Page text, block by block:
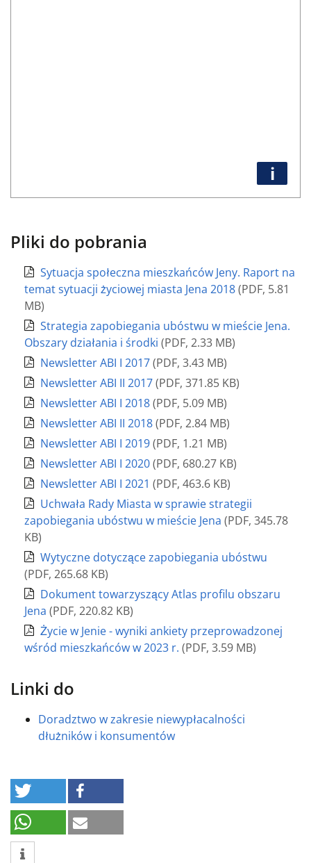
i
Pliki do pobrania
Sytuacja społeczna mieszkańców Jeny. Raport na
temat sytuacji życiowej miasta Jena 2018(PDF, 5.81
MB)
Strategia zapobiegania ubóstwu w mieście Jena.
Obszary działania i środki (PDF, 2.33 MB)
Newsletter ABI I 2017(PDF, 3.43 MB)
Newsletter ABI II 2017(PDF, 371.85 KB)
Newsletter ABI I 2018(PDF, 5.09 MB)
Newsletter ABI II 2018(PDF, 2.84 MB)
Newsletter ABI I 2019(PDF, 1.21 MB)
Newsletter ABI I 2020(PDF, 680.27 KB)
Newsletter ABI I 2021 (PDF, 463.6 KB)
Uchwała Rady Miasta w sprawie strategii
zapobiegania ubóstwu w mieście Jena (PDF, 345.78
KB)
Wytyczne dotyczące zapobiegania ubóstwu
(PDF, 265.68 KB)
Dokument towarzyszący Atlas profilu obszaru
Jena (PDF, 220.82 KB)
Życie w Jenie - wyniki ankiety przeprowadzonej
wśród mieszkańców w 2023 r. (PDF, 3.59 MB)
Linki do
Doradztwo w zakresie niewypłacalności
dłużników i konsumentów